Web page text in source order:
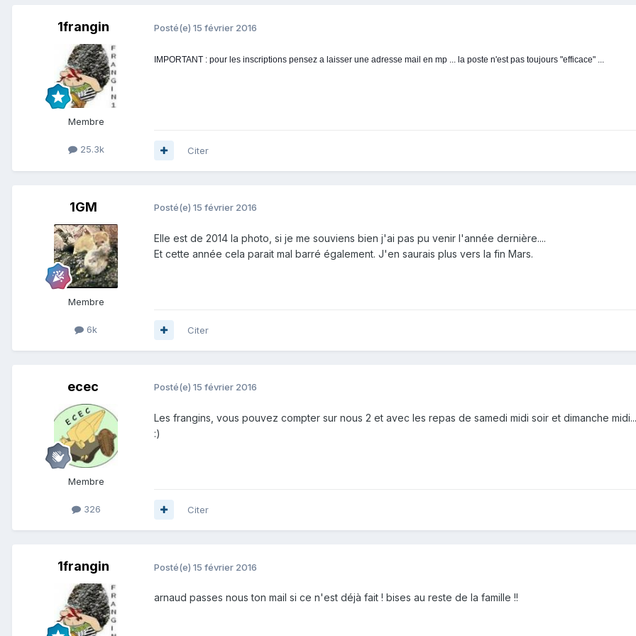
1frangin
Membre
25.3k
Posté(e) 15 février 2016
IMPORTANT : pour les inscriptions pensez a laisser une adresse mail en mp ... la poste n'est pas toujours "efficace" ...
Citer
1GM
Membre
6k
Posté(e) 15 février 2016
Elle est de 2014 la photo, si je me souviens bien j'ai pas pu venir l'année dernière....
Et cette année cela parait mal barré également. J'en saurais plus vers la fin Mars.
Citer
ecec
Membre
326
Posté(e) 15 février 2016
Les frangins, vous pouvez compter sur nous 2 et avec les repas de samedi midi soir et dimanche
:)
Citer
1frangin Posté(e) 15 février 2016
arnaud passes nous ton mail si ce n'est déjà fait ! bises au reste de la famille !!